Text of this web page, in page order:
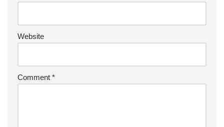
Website
Comment *